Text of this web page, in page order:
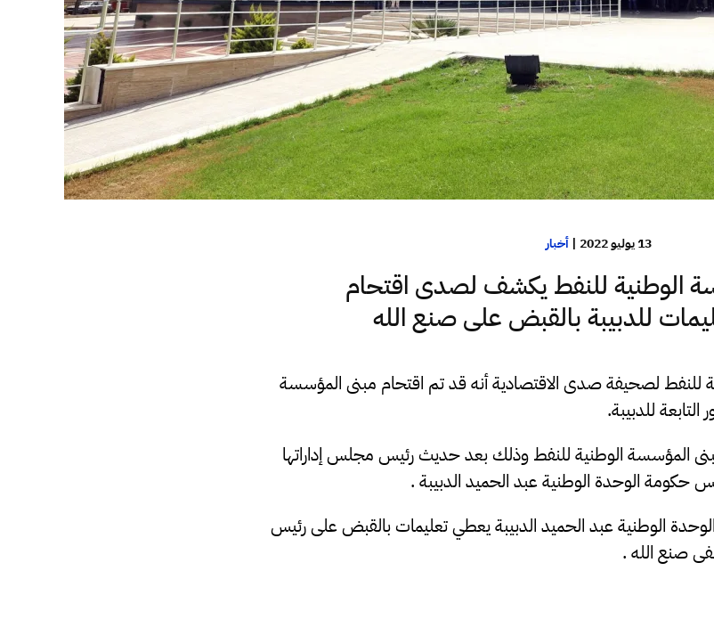
13 يوليو 2022 |أخبار
الوطنية للنفط يكشف لصدى اقتحام
للدبيبة بالقبض على صنع الله
لصحيفة صدى الاقتصادية أنه قد تم اقتحام مبنى المؤسسة
للدبيبة.
المؤسسة الوطنية للنفط وذلك بعد حديث رئيس مجلس إداراتها
الوحدة الوطنية عبد الحميد الدبيبة .
الوطنية عبد الحميد الدبيبة يعطي تعليمات بالقبض على رئيس
صنع الله .